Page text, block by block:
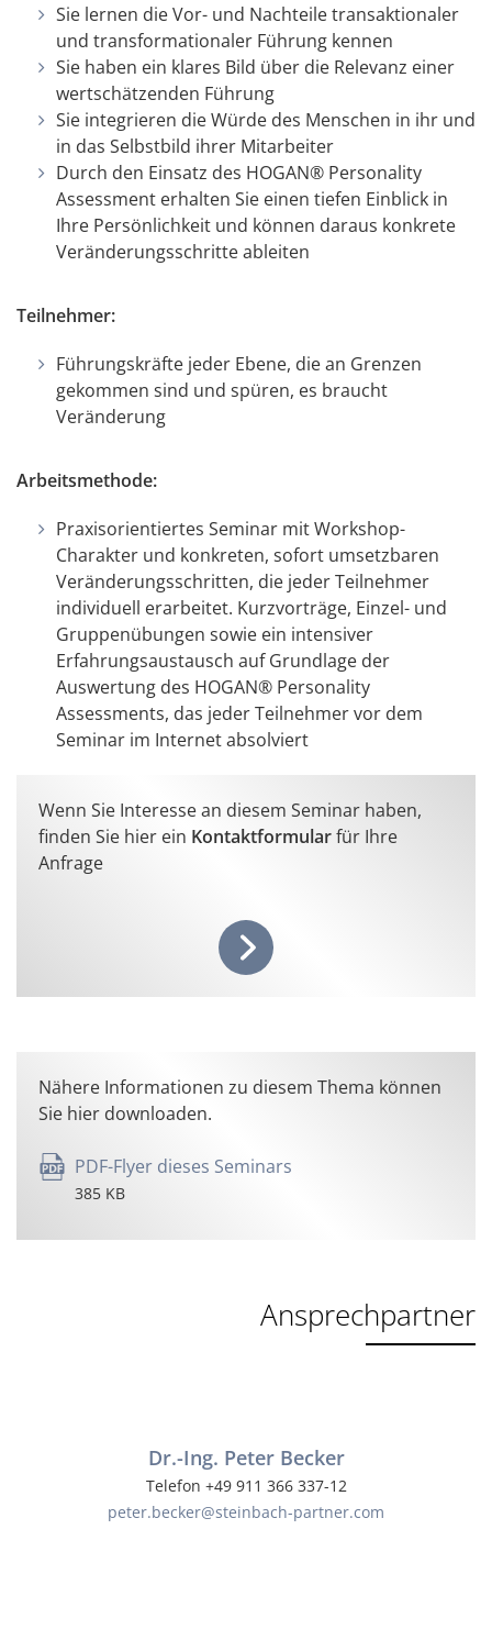
Sie lernen die Vor- und Nachteile transaktionaler
und transformationaler Führung kennen
Sie haben ein klares Bild über die Relevanz einer
wertschätzenden Führung
Sie integrieren die Würde des Menschen in ihr und
in das Selbstbild ihrer Mitarbeiter
Durch den Einsatz des HOGAN® Personality
Assessment erhalten Sie einen tiefen Einblick in
Ihre Persönlichkeit und können daraus konkrete
Veränderungsschritte ableiten
Teilnehmer:
Führungskräfte jeder Ebene, die an Grenzen
gekommen sind und spüren, es braucht
Veränderung
Arbeitsmethode:
Praxisorientiertes Seminar mit Workshop-
Charakter und konkreten, sofort umsetzbaren
Veränderungsschritten, die jeder Teilnehmer
individuell erarbeitet. Kurzvorträge, Einzel- und
Gruppenübungen sowie ein intensiver
Erfahrungsaustausch auf Grundlage der
Auswertung des HOGAN® Personality
Assessments, das jeder Teilnehmer vor dem
Seminar im Internet absolviert
Wenn Sie Interesse an diesem Seminar haben,
finden Sie hier ein Kontaktformularfür Ihre
Anfrage
Nähere Informationen zu diesem Thema können
Sie hier downloaden.
PDF-Flyer dieses Seminars
385 KB
Ansprechpartner
Dr.-Ing. Peter Becker
Telefon +49 911 366 337-12
peter.becker@steinbach-partner.com